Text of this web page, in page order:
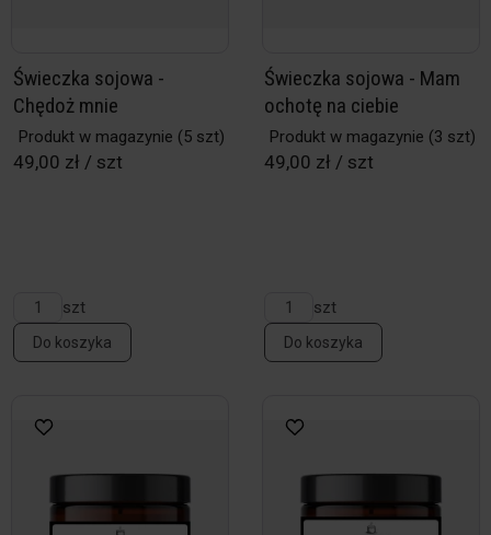
Świeczka sojowa -
Chędoż mnie
Produkt w magazynie (5 szt)
49,00 zł / szt
szt
Do koszyka
Świeczka sojowa - Mam
ochotę na ciebie
Produkt w magazynie (3 szt)
49,00 zł / szt
szt
Do koszyka